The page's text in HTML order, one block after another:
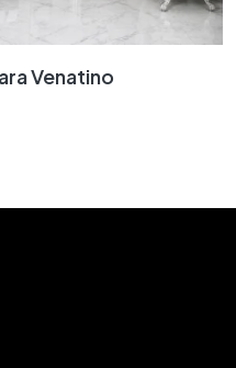
Venatino